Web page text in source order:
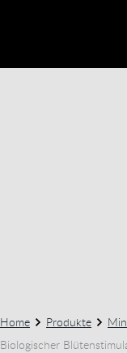
Home Produkte
Biologischer